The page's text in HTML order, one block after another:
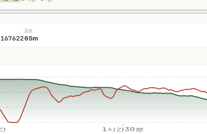
고도
65m
1시간30분